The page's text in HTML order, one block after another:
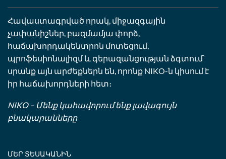
Հավաստագրված որակ, միջազգային
չափանիշներ, բազմամյա փորձ,
հաճախորդակենտրոն մոտեցում,
պրոֆեսիոնալիզմ և գերազանցության ձգտում՝
սրանք այն արժեքներն են, որոնք NIKO-ն կիսում է
իր հաճախորդների հետ։
NIKO – Մենք կահավորում ենք լավագույն
բնակարանները
ՄԵՐ ՏԵՍԱԿԱՆԻՆ